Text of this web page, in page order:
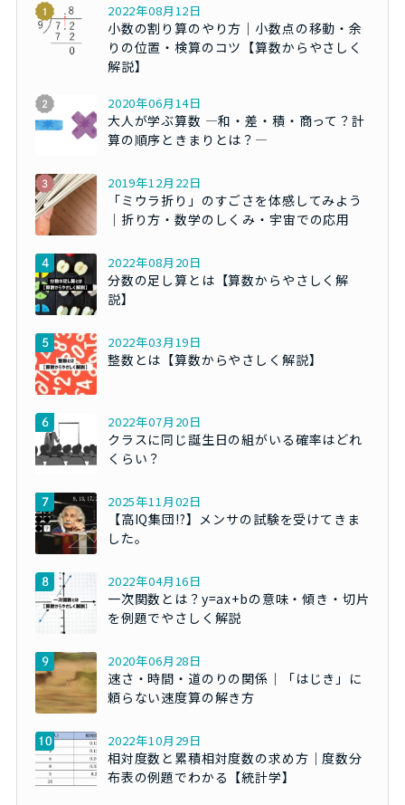
2022年08月12日
小数の割り算のやり方｜小数点の移動・余
りの位置・検算のコツ【算数からやさしく
解説】
2020年06月14日
大人が学ぶ算数 ―和・差・積・商って？計
算の順序ときまりとは？―
2019年12月22日
「ミウラ折り」のすごさを体感してみよう
｜折り方・数学のしくみ・宇宙での応用
2022年08月20日
分数の足し算とは【算数からやさしく解
説】
2022年03月19日
整数とは【算数からやさしく解説】
2022年07月20日
クラスに同じ誕生日の組がいる確率はどれ
くらい？
2025年11月02日
【高IQ集団!?】メンサの試験を受けてきま
した。
2022年04月16日
一次関数とは？y=ax+bの意味・傾き・切片
を例題でやさしく解説
2020年06月28日
速さ・時間・道のりの関係｜「はじき」に
頼らない速度算の解き方
2022年10月29日
相対度数と累積相対度数の求め方｜度数分
布表の例題でわかる【統計学】